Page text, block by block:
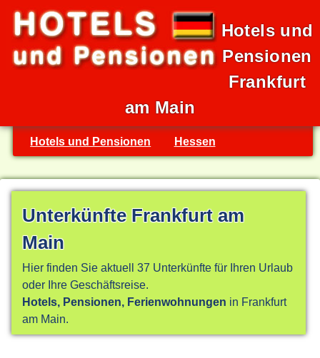
Hotels und
Pensionen
Frankfurt
am Main
Hotels und Pensionen Hessen
Unterkünfte Frankfurt am
Main
Hier finden Sie aktuell 37 Unterkünfte für Ihren Urlaub
oder Ihre Geschäftsreise.
Hotels, Pensionen, Ferienwohnungen in Frankfurt
am Main.